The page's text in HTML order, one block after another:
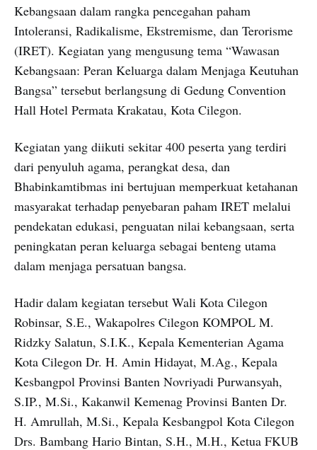
Kebangsaan dalam rangka pencegahan paham
Intoleransi, Radikalisme, Ekstremisme, dan Terorisme
(IRET). Kegiatan yang mengusung tema “Wawasan
Kebangsaan: Peran Keluarga dalam Menjaga Keutuhan
Bangsa” tersebut berlangsung di Gedung Convention
Hall Hotel Permata Krakatau, Kota Cilegon.
Kegiatan yang diikuti sekitar 400 peserta yang terdiri
dari penyuluh agama, perangkat desa, dan
Bhabinkamtibmas ini bertujuan memperkuat ketahanan
masyarakat terhadap penyebaran paham IRET melalui
pendekatan edukasi, penguatan nilai kebangsaan, serta
peningkatan peran keluarga sebagai benteng utama
dalam menjaga persatuan bangsa.
Hadir dalam kegiatan tersebut Wali Kota Cilegon
Robinsar, S.E., Wakapolres Cilegon KOMPOL M.
Ridzky Salatun, S.I.K., Kepala Kementerian Agama
Kota Cilegon Dr. H. Amin Hidayat, M.Ag., Kepala
Kesbangpol Provinsi Banten Novriyadi Purwansyah,
S.IP., M.Si., Kakanwil Kemenag Provinsi Banten Dr.
H. Amrullah, M.Si., Kepala Kesbangpol Kota Cilegon
Drs. Bambang Hario Bintan, S.H., M.H., Ketua FKUB